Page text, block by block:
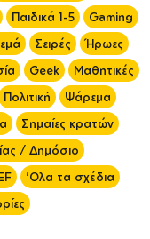
Παιδικά 1-5
Gaming
Σειρές
Ήρωες
Geek
Μαθητικές
Πολιτική
Ψάρεμα
Σημαίες κρατών
/ Δημόσιο
'Ολα τα σχέδια